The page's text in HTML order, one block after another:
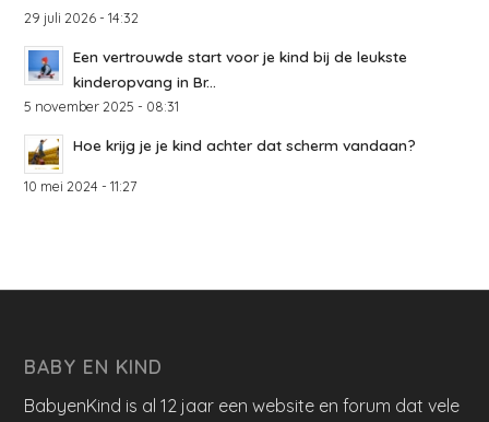
29 juli 2026 - 14:32
Een vertrouwde start voor je kind bij de leukste
kinderopvang in Br...
5 november 2025 - 08:31
Hoe krijg je je kind achter dat scherm vandaan?
10 mei 2024 - 11:27
BABY EN KIND
BabyenKind is al 12 jaar een website en forum dat vele